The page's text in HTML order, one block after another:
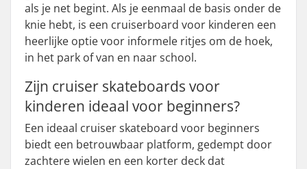
als je net begint. Als je eenmaal de basis onder de
knie hebt, is een cruiserboard voor kinderen een
heerlijke optie voor informele ritjes om de hoek,
in het park of van en naar school.
Zijn cruiser skateboards voor
kinderen ideaal voor beginners?
Een ideaal cruiser skateboard voor beginners
biedt een betrouwbaar platform, gedempt door
zachtere wielen en een korter deck dat